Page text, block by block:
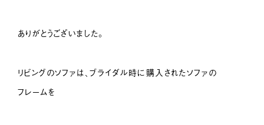
ありがとうございました。
リビングのソファは、ブライダル時に購入されたソファの
フレームを